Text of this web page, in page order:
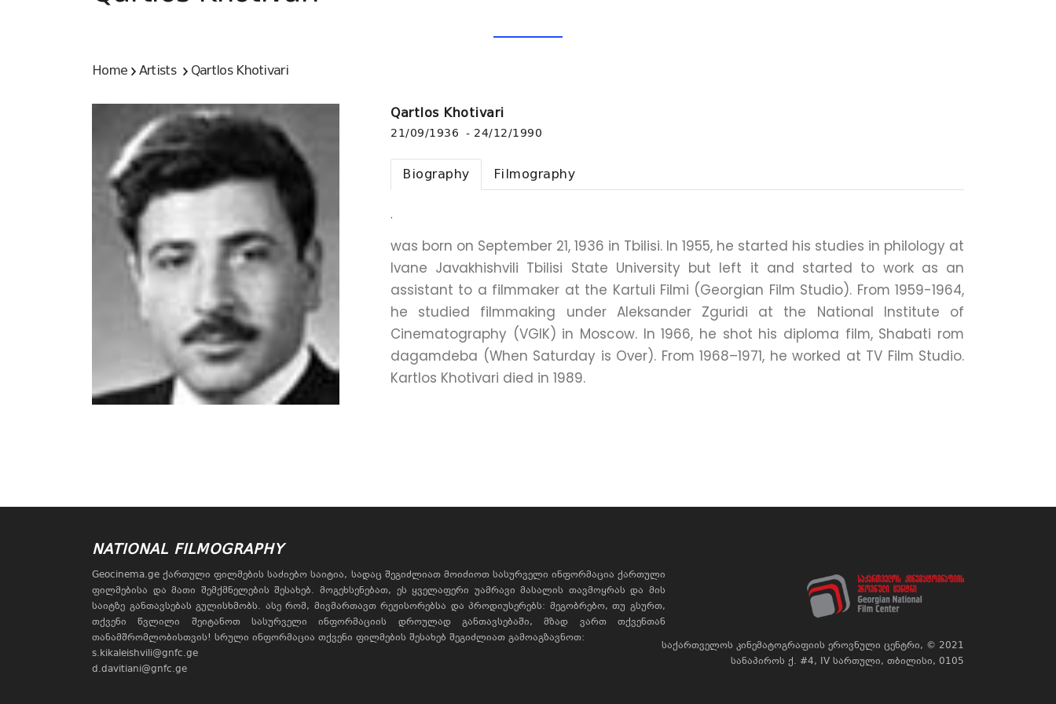
Home Artists Qartlos Khotivari
Qartlos Khotivari
21/09/1936 - 24/12/1990
Biography Filmography
.
was born on September 21, 1936 in Tbilisi. In 1955, he started his studies in philology at
Ivane Javakhishvili Tbilisi State University but left it and started to work as an
assistant to a filmmaker at the Kartuli Filmi (Georgian Film Studio). From 1959-1964,
he studied filmmaking under Aleksander Zguridi at the National Institute of
Cinematography (VGIK) in Moscow. In 1966, he shot his diploma film, Shabati rom
dagamdeba (When Saturday is Over). From 1968–1971, he worked at TV Film Studio.
Kartlos Khotivari died in 1989.
NATIONAL FILMOGRAPHY
Geocinema.ge ქართული ფილმების საძიებო საიტია, სადაც შეგიძლიათ მოიძიოთ სასურველი ინფორმაცია ქართული
ფილმებისა და მათი შემქმნელების შესახებ. მოგეხსენებათ, ეს ყველაფერი უამრავი მასალის თავმოყრას და მის
საიტზე განთავსებას გულისხმობს. ასე რომ, მივმართავთ რეჟისორებსა და პროდიუსერებს: მეგობრებო, თუ გსურთ,
თქვენი წვლილი შეიტანოთ სასურველი ინფორმაციის დროულად განთავსებაში, მზად ვართ თქვენთან
თანამშრომლობისთვის! სრული ინფორმაცია თქვენი ფილმების შესახებ შეგიძლიათ გამოაგზავნოთ:
s.kikaleishvili@gnfc.ge
d.davitiani@gnfc.ge
საქართველოს კინემატოგრაფიის ეროვნული ცენტრი, © 2021
სანაპიროს ქ. #4, IV სართული, თბილისი, 0105